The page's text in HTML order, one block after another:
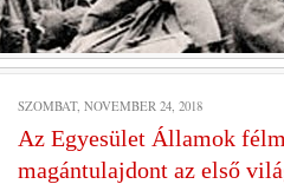
SZOMBAT, NOVEMBER 24, 2018
Az Egyesület Államok
magántulajdont az első